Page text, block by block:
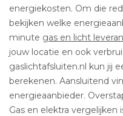
energiekosten. Om die
bekijken welke
minute gas en licht
jouw locatie en ook
gaslichtafsluiten.nl kun jij
berekenen. Aansluitend
energieaanbieder.
Gas en elektra vergelijken